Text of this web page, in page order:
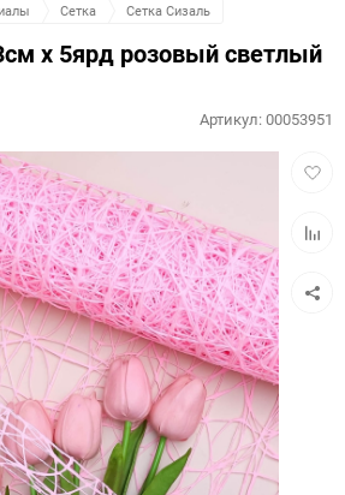
Сетка Сетка Сизаль
х 5ярд розовый светлый
Артикул:00053951